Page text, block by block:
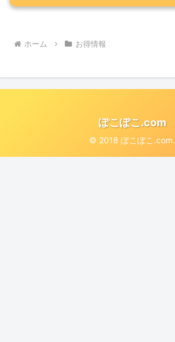
ホーム お得情報
ぽこぽこ.com
© 2018 ぽこぽこ.com.